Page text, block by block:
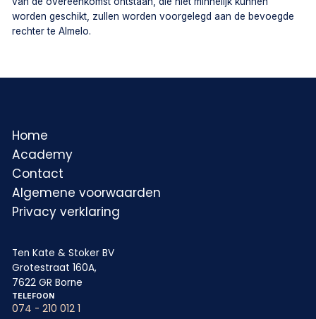
worden geschikt, zullen worden voorgelegd aan de bevoegde
rechter te Almelo.
Home
Academy
Contact
Algemene voorwaarden
Privacy verklaring
Ten Kate & Stoker BV
Grotestraat 160A,
7622 GR Borne
TELEFOON
074 - 210 012 1